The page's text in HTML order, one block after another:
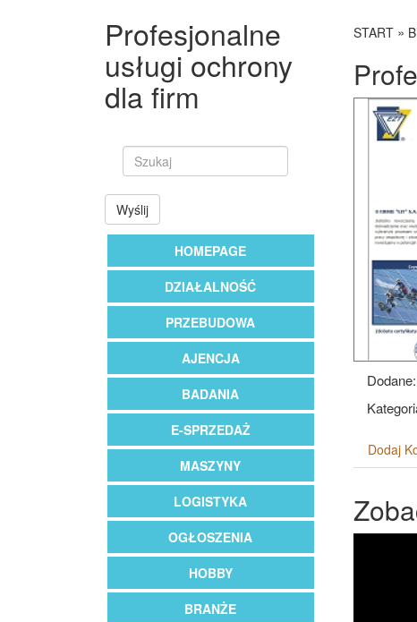
Profesjonalne
usługi ochrony
dla firm
Wyślij
HOMEPAGE
DZIAŁALNOŚĆ
PRZEBUDOWA
AJENCJA
BADANIA
E-SPRZEDAŻ
MASZYNY
LOGISTYKA
OGŁOSZENIA
HOBBY
BRANŻE
START»
Dodaj